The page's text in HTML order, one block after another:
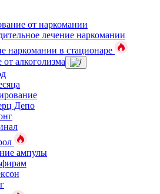
от наркомании
лечение наркомании
наркомании в стационаре
алкоголизма
Депо
ампулы